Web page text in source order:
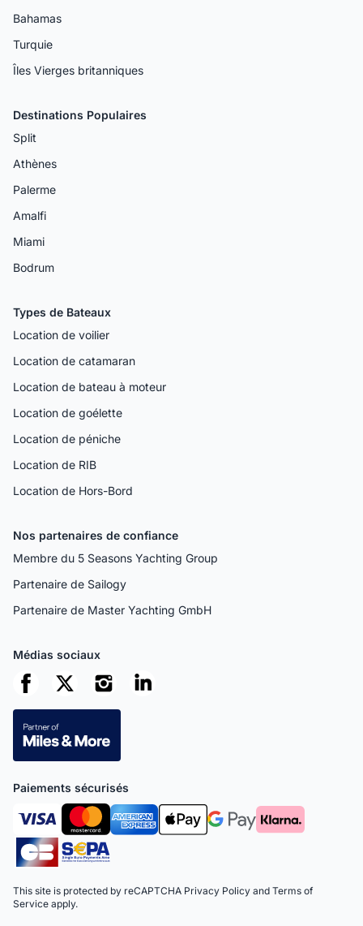
Bahamas
Turquie
Îles Vierges britanniques
Destinations Populaires
Split
Athènes
Palerme
Amalfi
Miami
Bodrum
Types de Bateaux
Location de voilier
Location de catamaran
Location de bateau à moteur
Location de goélette
Location de péniche
Location de RIB
Location de Hors-Bord
Nos partenaires de confiance
Membre du 5 Seasons Yachting Group
Partenaire de Sailogy
Partenaire de Master Yachting GmbH
Médias sociaux
Paiements sécurisés
This site is protected by reCAPTCHA Privacy Policy and Terms of
Service apply.